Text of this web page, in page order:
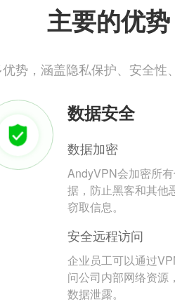
主要的优势
势，涵盖隐私保护、安全性
数据安全
数据加密
AndyVPN会加密所
据，防止黑客和其他
窃取信息。
安全远程访问
企业员工可以通过
问公司内部网络资源
数据泄露。